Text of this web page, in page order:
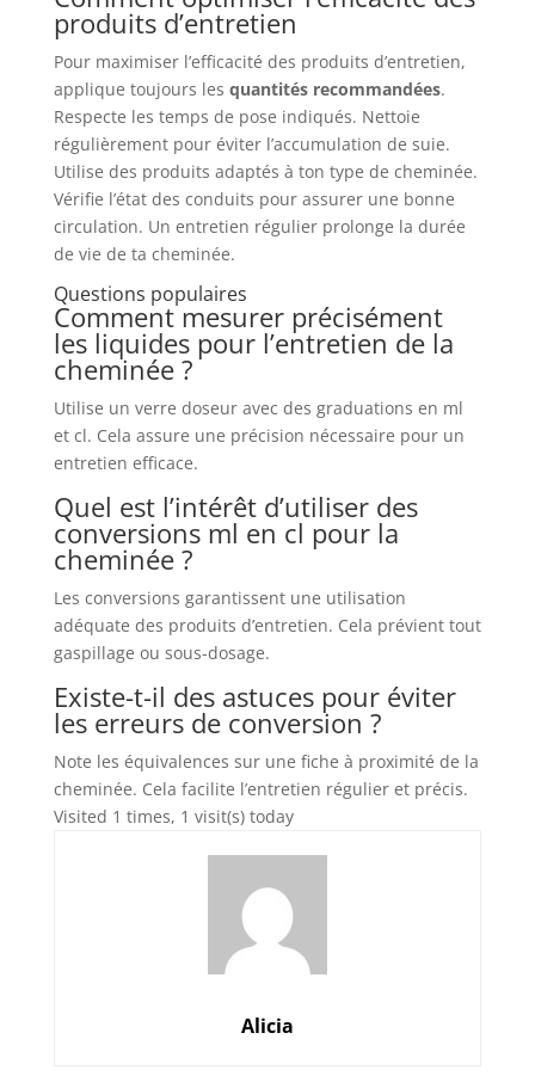
produits d’entretien
Pour maximiser l’efficacité des produits d’entretien,
applique toujours les quantités recommandées.
Respecte les temps de pose indiqués. Nettoie
régulièrement pour éviter l’accumulation de suie.
Utilise des produits adaptés à ton type de cheminée.
Vérifie l’état des conduits pour assurer une bonne
circulation. Un entretien régulier prolonge la durée
de vie de ta cheminée.
Questions populaires
Comment mesurer précisément
les liquides pour l’entretien de la
cheminée ?
Utilise un verre doseur avec des graduations en ml
et cl. Cela assure une précision nécessaire pour un
entretien efficace.
Quel est l’intérêt d’utiliser des
conversions ml en cl pour la
cheminée ?
Les conversions garantissent une utilisation
adéquate des produits d’entretien. Cela prévient tout
gaspillage ou sous-dosage.
Existe-t-il des astuces pour éviter
les erreurs de conversion ?
Note les équivalences sur une fiche à proximité de la
cheminée. Cela facilite l’entretien régulier et précis.
Visited 1 times, 1 visit(s) today
Alicia